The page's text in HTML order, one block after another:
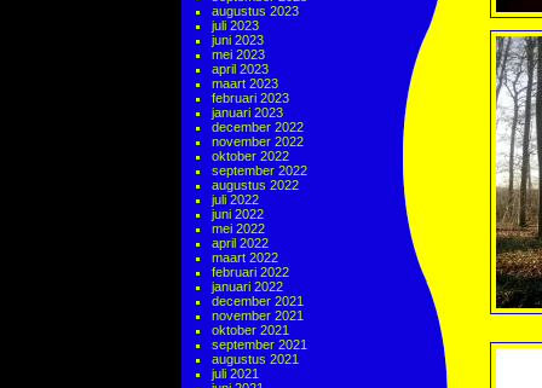
augustus 2023
juli 2023
juni 2023
mei 2023
april 2023
maart 2023
februari 2023
januari 2023
december 2022
november 2022
oktober 2022
september 2022
augustus 2022
juli 2022
juni 2022
mei 2022
april 2022
maart 2022
februari 2022
januari 2022
december 2021
november 2021
oktober 2021
september 2021
augustus 2021
juli 2021